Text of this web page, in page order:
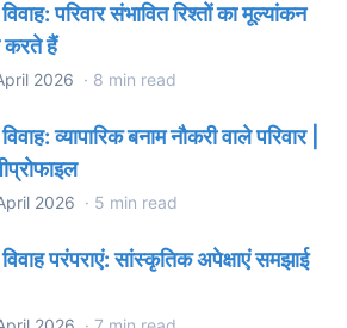
परिवार संभावित रिश्तों का मूल्यांकन
हैं
2026 · 8 min read
व्यापारिक बनाम नौकरी वाले परिवार |
2026 · 5 min read
परंपराएं: सांस्कृतिक अपेक्षाएं समझाई